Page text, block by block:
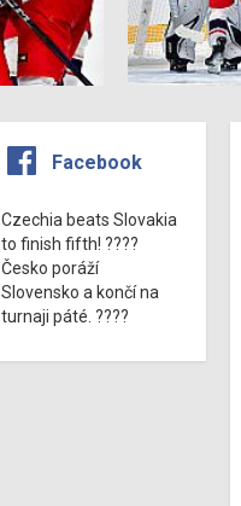
Facebook
Czechia beats Slovakia
to finish fifth! ????
Česko poráží
Slovensko a končí na
turnaji páté. ????